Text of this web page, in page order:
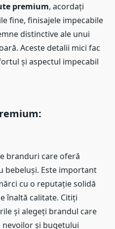
premium, acordați
fine, finisajele impecabile
distinctive ale unui
Aceste detalii mici fac
și aspectul impecabil
:
branduri care oferă
bebeluși. Este important
cu o reputație solidă
înaltă calitate. Citiți
și alegeți brandul care
nevoilor și bugetului